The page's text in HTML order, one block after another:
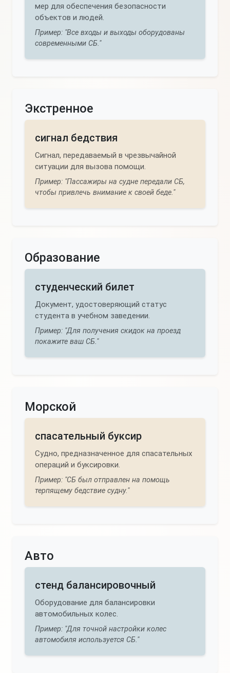
мер для обеспечения безопасности
объектов и людей.
Пример: "Все входы и выходы оборудованы
современными СБ."
Экстренное
сигнал бедствия
Сигнал, передаваемый в чрезвычайной
ситуации для вызова помощи.
Пример: "Пассажиры на судне передали СБ,
чтобы привлечь внимание к своей беде."
Образование
студенческий билет
Документ, удостоверяющий статус
студента в учебном заведении.
Пример: "Для получения скидок на проезд
покажите ваш СБ."
Морской
спасательный буксир
Судно, предназначенное для спасательных
операций и буксировки.
Пример: "СБ был отправлен на помощь
терпящему бедствие судну."
Авто
стенд балансировочный
Оборудование для балансировки
автомобильных колес.
Пример: "Для точной настройки колес
автомобиля используется СБ."